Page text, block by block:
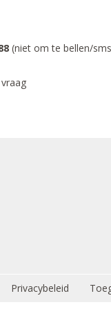
(niet om te bellen/
Privacybeleid